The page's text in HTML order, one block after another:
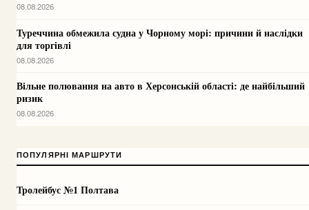
08.08.2026
Туреччина обмежила судна у Чорному морі: причини й наслідки
для торгівлі
08.08.2026
Вільне полювання на авто в Херсонській області: де найбільший
ризик
08.08.2026
ПОПУЛЯРНІ МАРШРУТИ
Тролейбус №1 Полтава